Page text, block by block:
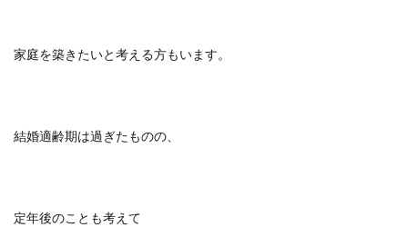
家庭を築きたいと考える方もいます。
結婚適齢期は過ぎたものの、
定年後のことも考えて